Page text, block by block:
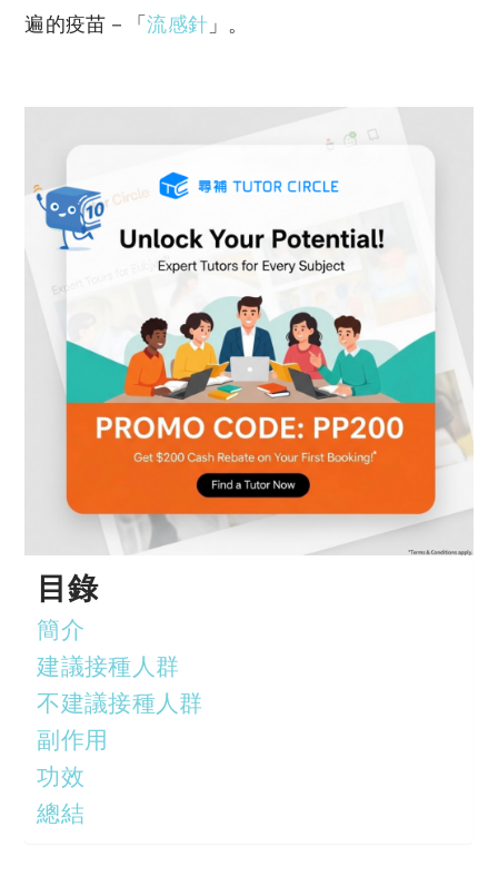
遍的疫苗－「流感針 」。
目錄
簡介
建議接種人群
不建議接種人群
副作用
功效
總結